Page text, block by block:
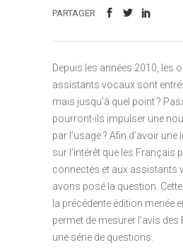
PARTAGER
Depuis les années 2010, les
assistants vocaux sont
mais jusqu’à quel point ?
pourront-ils impulser une
par l’usage ? Afin d’avoir
sur l’intérêt que les Français
connectés et aux assistants
avons posé la question.
la précédente édition menée
permet de mesurer l’avis
une série de questions.